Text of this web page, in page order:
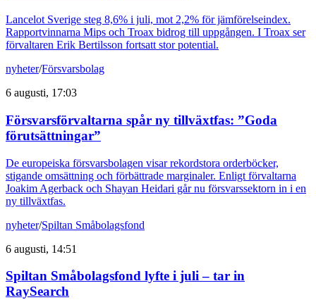
Lancelot Sverige steg 8,6% i juli, mot 2,2% för jämförelseindex.
Rapportvinnarna Mips och Troax bidrog till uppgången. I Troax ser
förvaltaren Erik Bertilsson fortsatt stor potential.
nyheter/Försvarsbolag
6 augusti, 17:03
Försvarsförvaltarna spår ny tillväxtfas: ”Goda
förutsättningar”
De europeiska försvarsbolagen visar rekordstora orderböcker,
stigande omsättning och förbättrade marginaler. Enligt förvaltarna
Joakim Agerback och Shayan Heidari går nu försvarssektorn in i en
ny tillväxtfas.
nyheter/Spiltan Småbolagsfond
6 augusti, 14:51
Spiltan Småbolagsfond lyfte i juli – tar in
RaySearch